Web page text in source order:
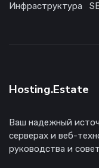
Инфраструктура
Hosting.Estate
Ваш надежный
серверах и веб-
руководства и